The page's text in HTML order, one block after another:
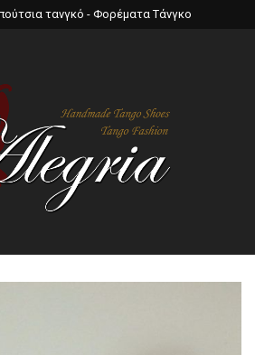
τανγκό - Φορέματα Τάνγκο